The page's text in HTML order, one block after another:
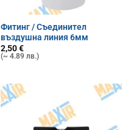
Фитинг / Съединител
въздушна линия 6мм
2,50€
(~ 4.89 лв.)